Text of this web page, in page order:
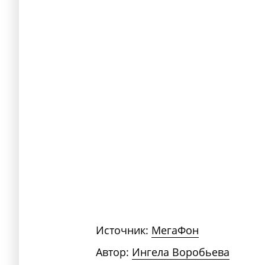
Источник: МегаФон
Автор: Ингела Воробьева